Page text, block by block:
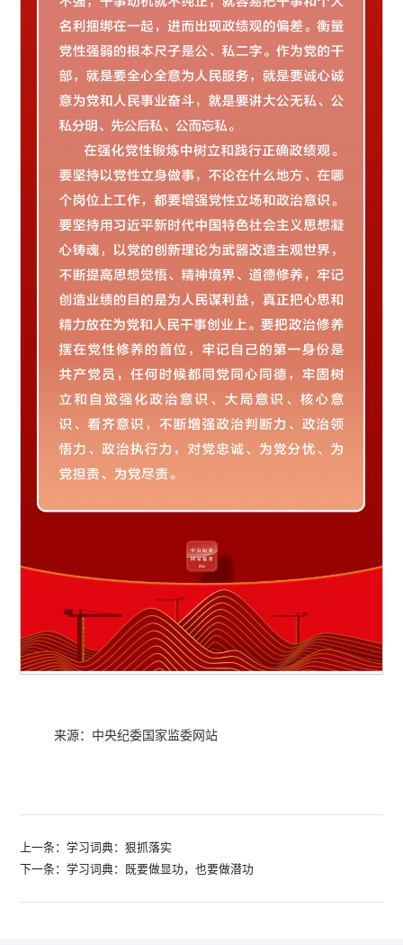
来源：中央纪委国家监委网站
上一条：学习词典：狠抓落实
下一条：学习词典：既要做显功，也要做潜功